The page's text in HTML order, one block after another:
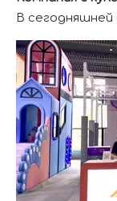
В сегодняшней